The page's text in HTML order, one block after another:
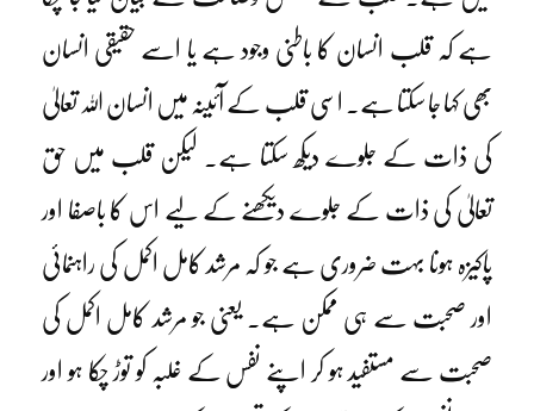
ہے کہ قلب انسان کا باطنی وجود ہے یا اسے حقیقی انسان
بھی کہا جا سکتا ہے۔ اسی قلب کے آئینہ میں انسان اللہ تعالیٰ
کی ذات کے جلوے دیکھ سکتا ہے۔ لیکن قلب میں حق
تعالیٰ کی ذات کے جلوے دیکھنے کے لیے اس کا باصفا اور
پاکیزہ ہونا بہت ضروری ہے جو کہ مرشد کامل اکمل کی راہنمائی
اور صحبت سے ہی ممکن ہے۔ یعنی جو مرشد کامل اکمل کی
صحبت سے مستفید ہو کر اپنے نفس کے غلبہ کو توڑ چکا ہو اور